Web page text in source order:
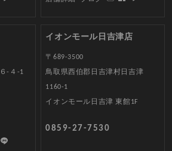
-４-1
イオンモール日吉津店
〒689-3500
鳥取県西伯郡日吉津村日吉津
1160-1
イオンモール日吉津 東館1F
0859-27-7530